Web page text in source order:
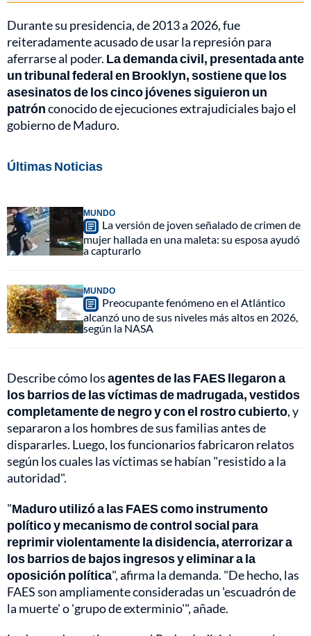
Durante su presidencia, de 2013 a 2026, fue
reiteradamente acusado de usar la represión para
aferrarse al poder. La demanda civil, presentada ante
un tribunal federal en Brooklyn, sostiene que los
asesinatos de los cinco jóvenes siguieron un
patrónconocido de ejecuciones extrajudiciales bajo el
gobierno de Maduro.
Últimas Noticias
MUNDO
La versión de joven señalado de crimen de
mujer hallada en una maleta: su esposa ayudó
a capturarlo
MUNDO
Preocupante fenómeno en el Atlántico
alcanzó uno de sus niveles más altos en 2026,
según la NASA
Describe cómo losagentes de las FAES llegaron a
los barrios de las víctimas de madrugada, vestidos
completamente de negro y con el rostro cubierto, y
separaron a los hombres de sus familias antes de
dispararles. Luego, los funcionarios fabricaron relatos
según los cuales las víctimas se habían "resistido a la
autoridad".
"Maduro utilizó a las FAES como instrumento
político y mecanismo de control social para
reprimir violentamente la disidencia, aterrorizar a
los barrios de bajos ingresos y eliminar a la
oposición política", afirma la demanda. "De hecho, las
FAES son ampliamente consideradas un 'escuadrón de
la muerte' o 'grupo de exterminio'", añade.